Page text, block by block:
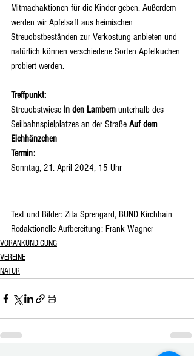
Mitmachaktionen für die Kinder geben. Außerdem
werden wir Apfelsaft aus heimischen
Streuobstbeständen zur Verkostung anbieten und
natürlich können verschiedene Sorten Apfelkuchen
probiert werden.
Treffpunkt:
Streuobstwiese In den Lambern unterhalb des
Seilbahnspielplatzes an der Straße Auf dem
Eichhänzchen
Termin:
Sonntag, 21. April 2024, 15 Uhr
Text und Bilder: Zita Sprengard, BUND Kirchhain
Redaktionelle Aufbereitung: Frank Wagner
VORANKÜNDIGUNG
VEREINE
NATUR